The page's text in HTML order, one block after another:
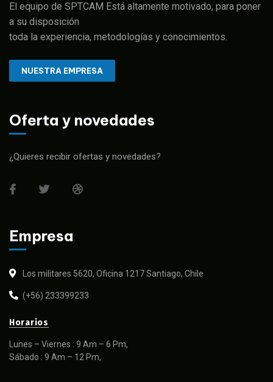
El equipo de SPTCAM Está altamente motivado, para poner
a su disposición
toda la experiencia, metodologías y conocimientos.
NUESTRA EMPRESA
Oferta y novedades
¿Quieres recibir ofertas y novedades?
Empresa
Los militares 5620, Oficina 1217 Santiago, Chile
(+56) 233399233
Horarios
Lunes – Viernes : 9 Am – 6 Pm,
Sábado : 9 Am – 12 Pm,